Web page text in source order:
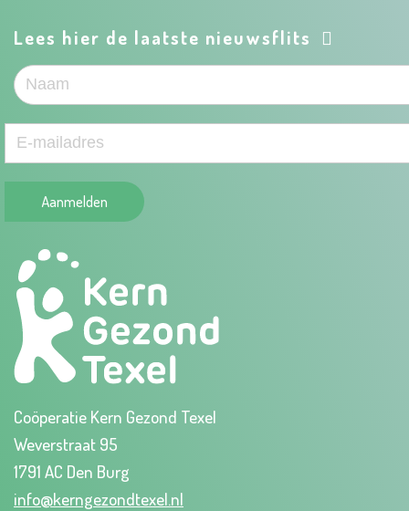
Lees hier de laatste nieuwsflits
Aanmelden
Coöperatie Kern Gezond Texel
Weverstraat 95
1791 AC Den Burg
info@kerngezondtexel.nl